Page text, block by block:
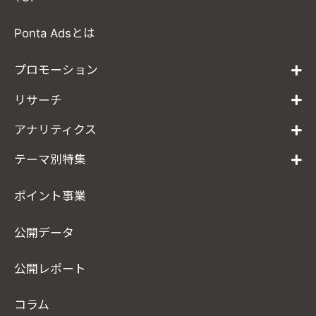
Ponta Adsとは
プロモーション
リサーチ
アナリティクス
テーマ別特集
ポイント事業
公開データ
公開レポート
コラム